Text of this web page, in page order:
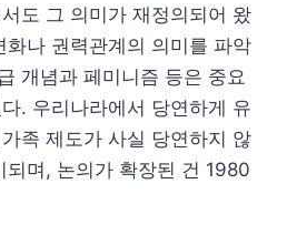
도 그 의미가 재정의되어 왔
화나 권력관계의 의미를 파악
개념과 페미니즘 등은 중요
. 우리나라에서 당연하게 유
족 제도가 사실 당연하지 않
되며, 논의가 확장된 건 1980